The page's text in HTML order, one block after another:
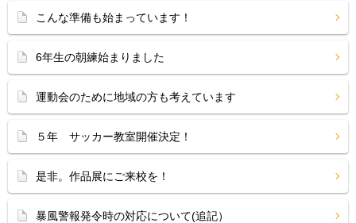
こんな準備も始まっています！
6年生の朝練始まりました
運動会のために地域の方も考えています
５年 サッカー教室開催決定！
是非。作品展にご来校を！
暴風警報発令時の対応について(追記）